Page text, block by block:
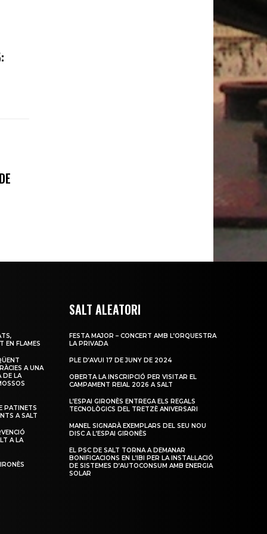
EN FLAMES
A UNA
DE LA
PATINETS
A SALT
A LA
SALT ALEATORI
FESTA MAJOR – CONCERT AMB L’ORQUESTRA
LA PRIVADA
PLE D’AVUI 17 DE JUNY DE 2024
OBERTA LA INSCRIPCIÓ PER VISITAR EL
CAMPAMENT REIAL 2026 A SALT
L’ESPAI GIRONÈS ENTREGA ELS REGALS
TECNOLÒGICS DEL TRETZÈ ANIVERSARI
MANEL SIGNARÀ EXEMPLARS DEL SEU NOU
DISC A L’ESPAI GIRONÈS
EL PSC DE SALT TORNA A DEMANAR
BONIFICACIONS EN L’IBI PER LA INSTAL·LACIÓ
DE SISTEMES D’AUTOCONSUM AMB ENERGIA
SOLAR